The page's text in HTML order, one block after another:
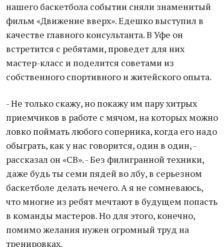
нашего баскетбола событии сняли знаменитый
фильм «Движение вверх». Едешко выступил в
качестве главного консультанта. В Уфе он
встретится с ребятами, проведет для них
мастер-класс и поделится советами из
собственного спортивного и житейского опыта.
- Не только скажу, но покажу им пару хитрых
приемчиков в работе с мячом, на которых можно
ловко поймать любого соперника, когда его надо
обыграть, как у нас говорится, один в один, -
рассказал он «СВ». - Без филигранной техники,
даже будь ты семи пядей во лбу, в серьезном
баскетболе делать нечего. А я не сомневаюсь,
что многие из ребят мечтают в будущем попасть
в команды мастеров. Но для этого, конечно,
помимо желания нужен огромный труд на
тренировках.